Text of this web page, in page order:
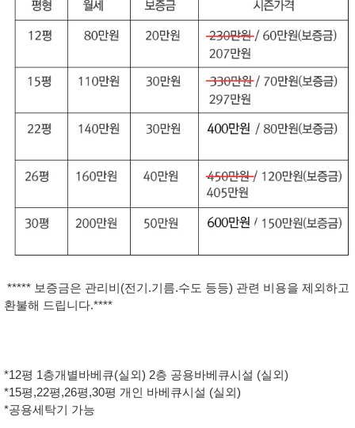
***** 보증금은 관리비(전기.기름.수도 등등) 관련 비용을 제외하고
환불해 드립니다.****
*12평 1층개별바베큐(실외) 2층 공용바베큐시설 (실외)
*15평,22평,26평,30평 개인 바베큐시설 (실외)
*공용세탁기 가능